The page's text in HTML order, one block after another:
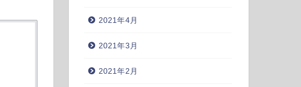
2021年4月
2021年3月
2021年2月